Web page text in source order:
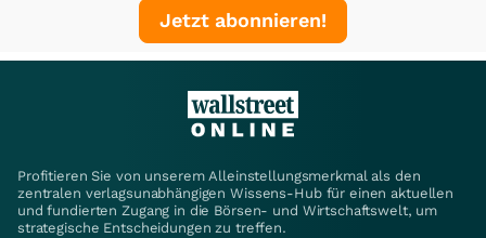
Jetzt abonnieren!
Profitieren Sie von unserem Alleinstellungsmerkmal als den
zentralen verlagsunabhängigen Wissens-Hub für einen aktuellen
und fundierten Zugang in die Börsen- und Wirtschaftswelt, um
strategische Entscheidungen zu treffen.